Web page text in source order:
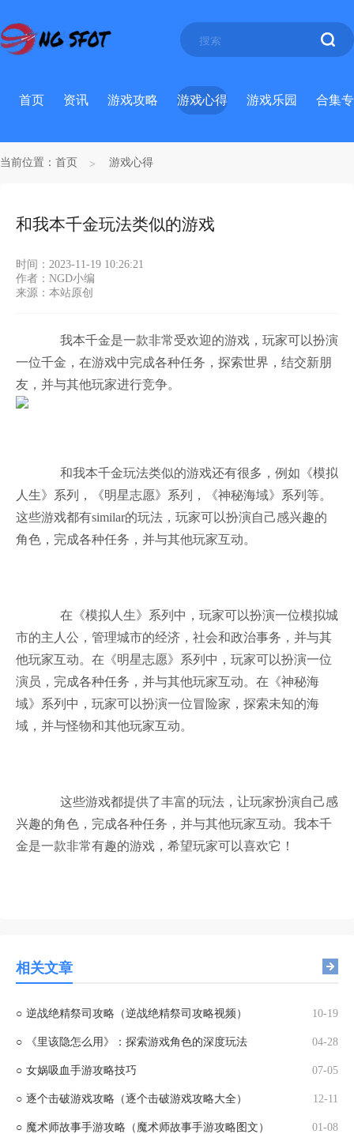
首页 资讯 游戏攻略 游戏心得 游戏乐园 合集
当前位置： 首页 游戏心得
和我本千金玩法类似的游戏
时间：2023-11-19 10:26:21
作者：NGD小编
来源：本站原创
我本千金是一款非常受欢迎的游戏，玩家可以扮演
一位千金，在游戏中完成各种任务，探索世界，结交新朋
友，并与其他玩家进行竞争。
和我本千金玩法类似的游戏还有很多，例如《模拟
人生》系列，《明星志愿》系列，《神秘海域》系列等。
这些游戏都有similar的玩法，玩家可以扮演自己感兴趣的
角色，完成各种任务，并与其他玩家互动。
在《模拟人生》系列中，玩家可以扮演一位模拟城
市的主人公，管理城市的经济，社会和政治事务，并与其
他玩家互动。在《明星志愿》系列中，玩家可以扮演一位
演员，完成各种任务，并与其他玩家互动。在《神秘海
域》系列中，玩家可以扮演一位冒险家，探索未知的海
域，并与怪物和其他玩家互动。
这些游戏都提供了丰富的玩法，让玩家扮演自己感
兴趣的角色，完成各种任务，并与其他玩家互动。我本千
金是一款非常有趣的游戏，希望玩家可以喜欢它！
相关文章
○ 逆战绝精祭司攻略（逆战绝精祭司攻略视频） 10-19
○ 《里该隐怎么用》：探索游戏角色的深度玩法 04-28
○ 女娲吸血手游攻略技巧 07-05
○ 逐个击破游戏攻略（逐个击破游戏攻略大全） 12-11
○ 魔术师故事手游攻略（魔术师故事手游攻略图文） 01-08